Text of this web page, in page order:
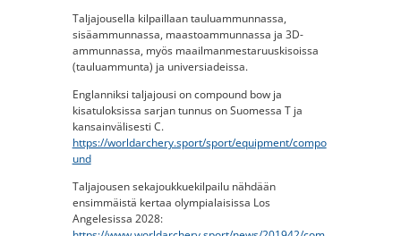
Taljajousella kilpaillaan tauluammunnassa,
sisäammunnassa, maastoammunnassa ja 3D-
ammunnassa, myös maailmanmestaruuskisoissa
(tauluammunta) ja universiadeissa.
Englanniksi taljajousi on compound bow ja
kisatuloksissa sarjan tunnus on Suomessa T ja
kansainvälisesti C.
https://worldarchery.sport/sport/equipment/compo
und
Taljajousen sekajoukkuekilpailu nähdään
ensimmäistä kertaa olympialaisissa Los
Angelesissa 2028: